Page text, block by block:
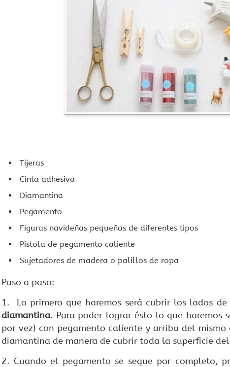
Tijeras
Cinta adhesiva
Diamantina
Pegamento
Figuras navideñas pequeñas de diferentes tipos
Pistola de pegamento caliente
Sujetadores de madera o palillos de ropa
Paso a paso:
1. Lo primero que haremos será cubrir los lados de
diamantina. Para poder lograr ésto lo que haremos
por vez) con pegamento caliente y arriba del
diamantina de manera de cubrir toda la superficie
2. Cuando el pegamento se seque por completo,